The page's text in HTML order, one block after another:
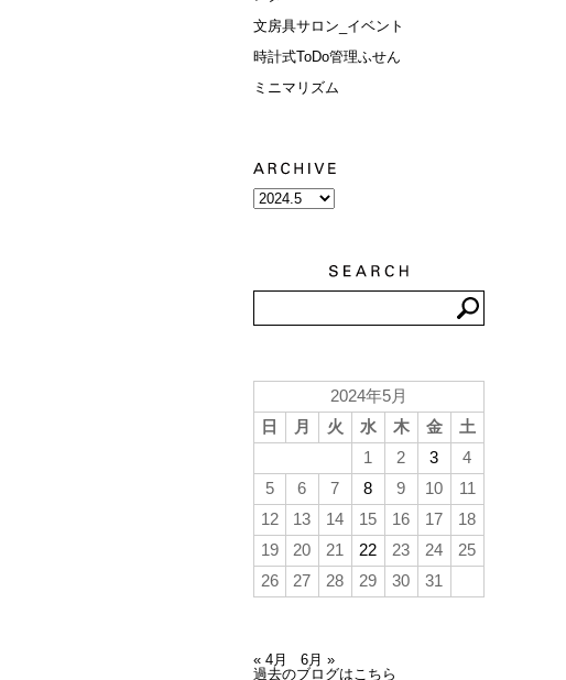
文房具サロン_イベント
時計式ToDo管理ふせん
ミニマリズム
2024年5月
日
月 火 水 木 金
土
1
2 3
4
5
6 7 8 9 10
11
12
13 14 15 16 17
18
19
20 21 22 23 24
25
26
27 28 29 30 31
« 4月
6月 »
過去のブログはこちら